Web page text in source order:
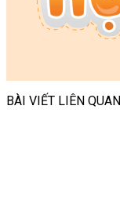
BÀI VIẾT LIÊN